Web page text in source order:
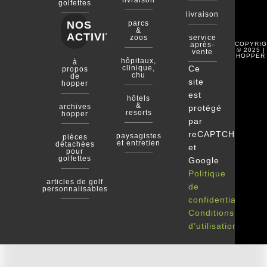
golfettes
NOS
ACTIVITÉS
à
propos
de
hopper
archives
hopper
pièces
détachées
pour
golfettes
articles de golf
personnalisables
parcs
&
zoos
hôpitaux,
clinique,
chu
hôtels
&
resorts
paysagistes
et entretien
livraison
service
après-
vente
Ce
site
est
protégé
par
reCAPTCHA
et
Google
Politique
de
confidentialité
Conditions
d’utilisation
© 2025 |
HOPPER